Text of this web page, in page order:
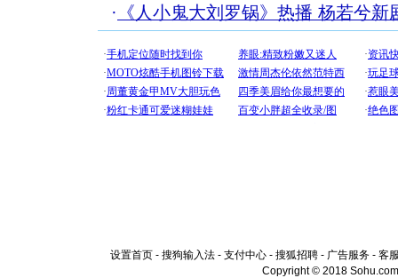
· 《人小鬼大刘罗锅》热播 杨若兮新
设置首页 - 搜狗输入法 - 支付中心 - 搜狐招聘 - 广告服务 - 客
Copyright © 2018